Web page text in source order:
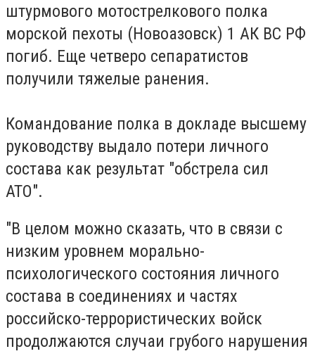
штурмового мотострелкового полка
морской пехоты (Новоазовск) 1 АК ВС РФ
погиб. Еще четверо сепаратистов
получили тяжелые ранения.
Командование полка в докладе высшему
руководству выдало потери личного
состава как результат "обстрела сил
АТО".
"В целом можно сказать, что в связи с
низким уровнем морально-
психологического состояния личного
состава в соединениях и частях
российско-террористических войск
продолжаются случаи грубого нарушения